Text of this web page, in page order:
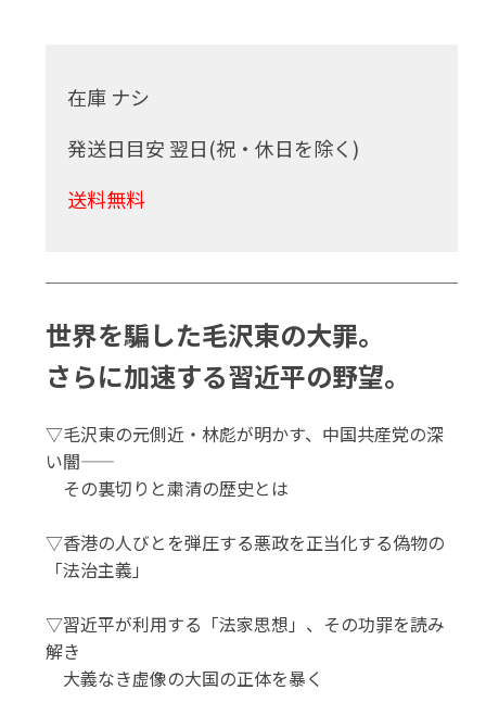
在庫 ナシ
発送日目安 翌日(祝・休日を除く)
送料無料
世界を騙した毛沢東の大罪。
さらに加速する習近平の野望。
▽毛沢東の元側近・林彪が明かす、中国共産党の深
い闇――
その裏切りと粛清の歴史とは
▽香港の人びとを弾圧する悪政を正当化する偽物の
「法治主義」
▽習近平が利用する「法家思想」、その功罪を読み
解き
大義なき虚像の大国の正体を暴く